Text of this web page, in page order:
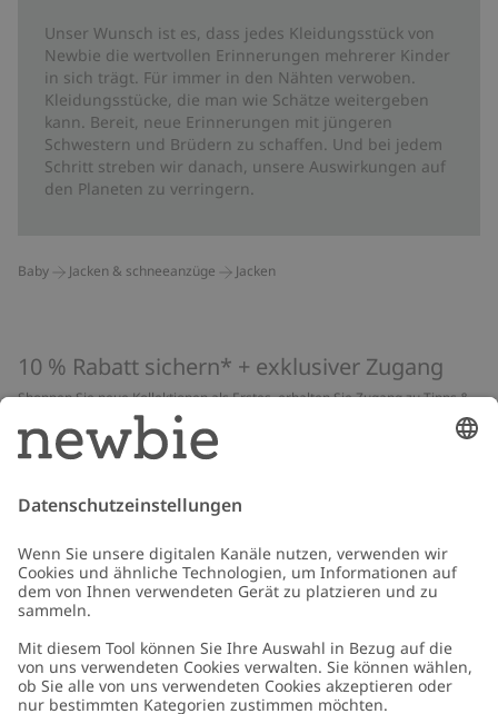
Unser Wunsch ist es, dass jedes Kleidungsstück von
Newbie die wertvollen Erinnerungen mehrerer Kinder
in sich trägt. Für immer in den Nähten verwoben.
Kleidungsstücke, die man wie Schätze weitergeben
kann. Bereit, neue Erinnerungen mit jüngeren
Schwestern und Brüdern zu schaffen. Und bei jedem
Schritt streben wir danach, unsere Auswirkungen auf
den Planeten zu verringern.
Baby Jacken & schneeanzüge Jacken
10 % Rabatt sichern* + exklusiver Zugang
Shoppen Sie neue Kollektionen als Erstes, erhalten Sie Zugang zu Tipps &
Guides und profitieren Sie von exklusiven Angeboten
*Gilt nur für deine erste Bestellung und ist nicht mit anderen Rabatten
oder Angeboten kombinierbar. Gilt nicht für limitierte Artikel. Lies unsere
Schicken